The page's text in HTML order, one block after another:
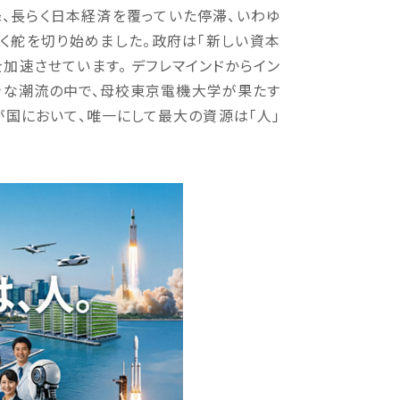
長らく日本経済を覆っていた停滞、いわゆ
を切り始めました。政府は「新しい資本
速させています。 デフレマインドからイン
潮流の中で、母校東京電機大学が果たす
において、唯一にして最大の資源は「人」